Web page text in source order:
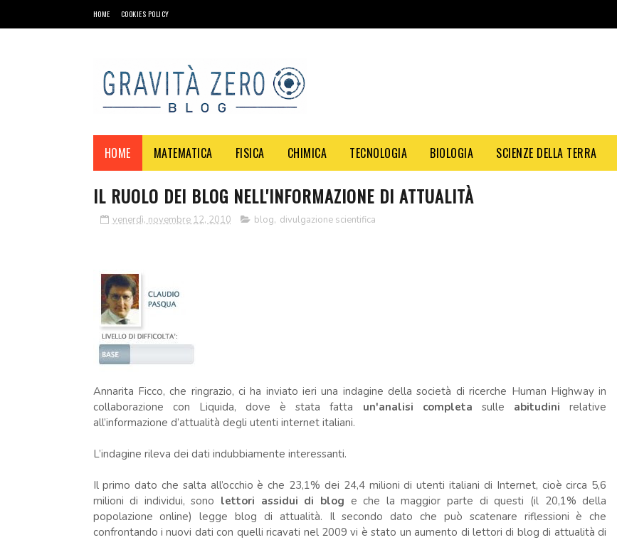
HOME COOKIES POLICY
HOME MATEMATICA FISICA CHIMICA TECNOLOGIA BIOLOGIA SCIENZE DELLA TERRA
IL RUOLO DEI BLOG NELL'INFORMAZIONE DI ATTUALITÀ
venerdì, novembre 12, 2010 blog, divulgazione scientifica
Annarita Ficco, che ringrazio, ci ha inviato ieri una indagine della società di ricerche Human Highway in
collaborazione con Liquida, dove è stata fatta un'analisi completa sulle abitudini relative
all’informazione d’attualità degli utenti internet italiani.
L’indagine rileva dei dati indubbiamente interessanti.
Il primo dato che salta all’occhio è che 23,1% dei 24,4 milioni di utenti italiani di Internet, cioè circa 5,6
milioni di individui, sono lettori assidui di blog e che la maggior parte di questi (il 20,1% della
popolazione online) legge blog di attualità. Il secondo dato che può scatenare riflessioni è che
confrontando i nuovi dati con quelli ricavati nel 2009 vi è stato un aumento di lettori di blog di attualità di